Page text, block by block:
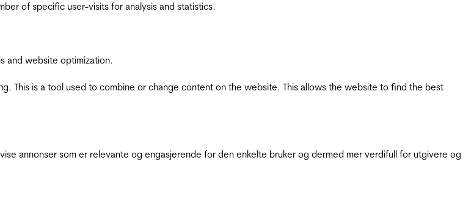
of specific user-visits for analysis and statistics.
and website optimization.
This is a tool used to combine or change content on the website. This allows the website to find the best
annonser som er relevante og engasjerende for den enkelte bruker og dermed mer verdifull for utgivere og